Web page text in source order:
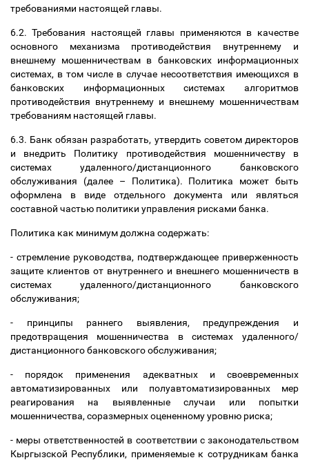
требованиями настоящей главы.
6.2. Требования настоящей главы применяются в качестве
основного механизма противодействия внутреннему и
внешнему мошенничествам в банковских информационных
системах, в том числе в случае несоответствия имеющихся в
банковских информационных системах алгоритмов
противодействия внутреннему и внешнему мошенничествам
требованиям настоящей главы.
6.3. Банк обязан разработать, утвердить советом директоров
и внедрить Политику противодействия мошенничеству в
системах удаленного/дистанционного банковского
обслуживания (далее – Политика). Политика может быть
оформлена в виде отдельного документа или являться
составной частью политики управления рисками банка.
Политика как минимум должна содержать:
- стремление руководства, подтверждающее приверженность
защите клиентов от внутреннего и внешнего мошенничеств в
системах удаленного/дистанционного банковского
обслуживания;
- принципы раннего выявления, предупреждения и
предотвращения мошенничества в системах удаленного/
дистанционного банковского обслуживания;
- порядок применения адекватных и своевременных
автоматизированных или полуавтоматизированных мер
реагирования на выявленные случаи или попытки
мошенничества, соразмерных оцененному уровню риска;
- меры ответственностей в соответствии с законодательством
Кыргызской Республики, применяемые к сотрудникам банка